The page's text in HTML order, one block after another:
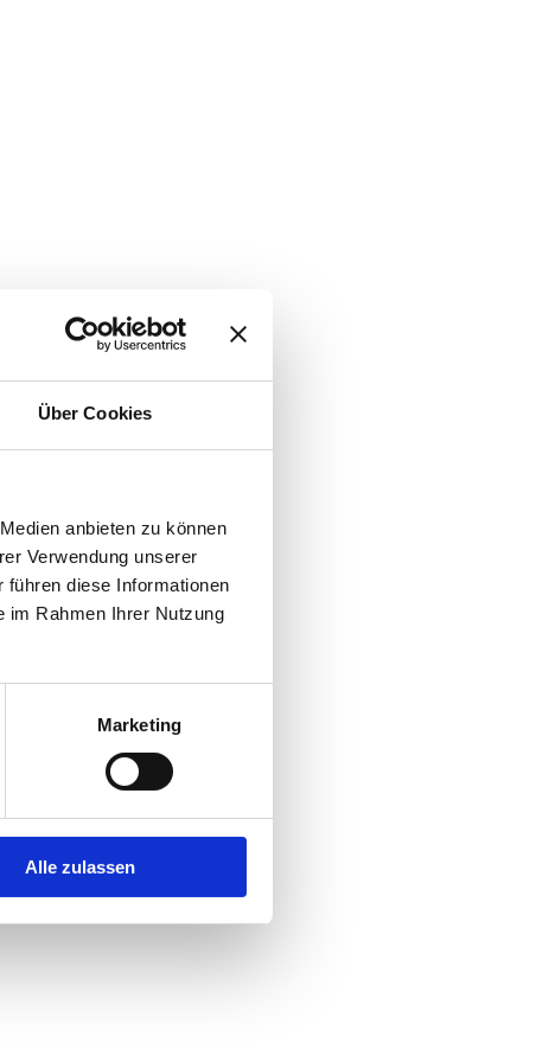
Über Cookies
anbieten zu können
Verwendung unserer
diese Informationen
im Rahmen Ihrer Nutzung
Marketing
Alle zulassen
consolefor more information).